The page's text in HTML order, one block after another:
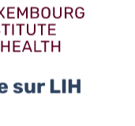
dans le but
sur LIH